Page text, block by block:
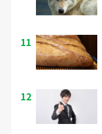
11
12